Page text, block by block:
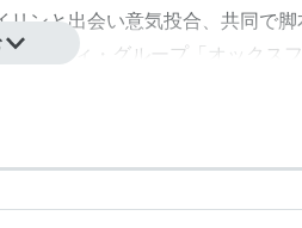
リンと出会い意気投合、共同で脚
コメディ・グループ「オックスフ